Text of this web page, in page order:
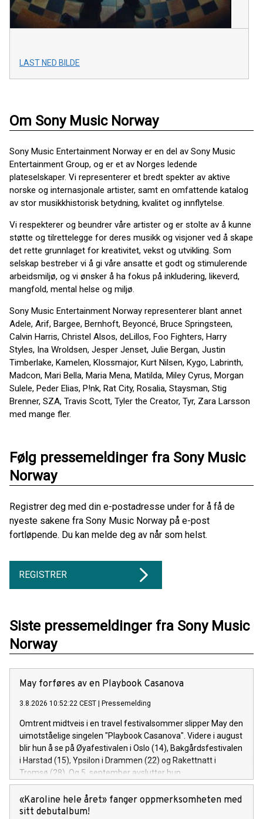
LAST NED BILDE
Om Sony Music Norway
Sony Music Entertainment Norway er en del av Sony Music
Entertainment Group, og er et av Norges ledende
plateselskaper. Vi representerer et bredt spekter av aktive
norske og internasjonale artister, samt en omfattende katalog
av stor musikkhistorisk betydning, kvalitet og innflytelse.
Vi respekterer og beundrer våre artister og er stolte av å kunne
støtte og tilrettelegge for deres musikk og visjoner ved å skape
det rette grunnlaget for kreativitet, vekst og utvikling. Som
selskap bestreber vi å gi våre ansatte et godt og stimulerende
arbeidsmiljø, og vi ønsker å ha fokus på inkludering, likeverd,
mangfold, mental helse og miljø.
Sony Music Entertainment Norway representerer blant annet
Adele, Arif, Bargee, Bernhoft, Beyoncé, Bruce Springsteen,
Calvin Harris, Christel Alsos, deLillos, Foo Fighters, Harry
Styles, Ina Wroldsen, Jesper Jenset, Julie Bergan, Justin
Timberlake, Kamelen, Klossmajor, Kurt Nilsen, Kygo, Labrinth,
Madcon, Mari Bella, Maria Mena, Matilda, Miley Cyrus, Morgan
Sulele, Peder Elias, P!nk, Rat City, Rosalia, Staysman, Stig
Brenner, SZA, Travis Scott, Tyler the Creator, Tyr, Zara Larsson
med mange fler.
Følg pressemeldinger fra Sony Music
Norway
Registrer deg med din e-postadresse under for å få de
nyeste sakene fra Sony Music Norway på e-post
fortløpende. Du kan melde deg av når som helst.
REGISTRER
Siste pressemeldinger fra Sony Music
Norway
May forføres av en Playbook Casanova
3.8.2026 10:52:22 CEST Pressemelding
Omtrent midtveis i en travel festivalsommer slipper May den
uimotståelige singelen "Playbook Casanova". Videre i august
blir hun å se på Øyafestivalen i Oslo (14), Bakgårdsfestivalen
i Harstad (15), Ypsilon i Drammen (22) og Rakettnatt i
Tromsø (28). Og 5. september avslutter hun
festivalsesongen med Spirefest i Ålesund.
«Karoline hele året» fanger oppmerksomheten med
sitt debutalbum!